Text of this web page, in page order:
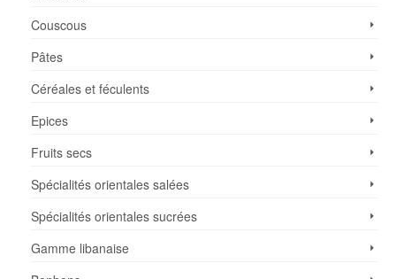
Couscous
Pâtes
Céréales et féculents
Epices
Fruits secs
Spécialités orientales salées
Spécialités orientales sucrées
Gamme libanaise